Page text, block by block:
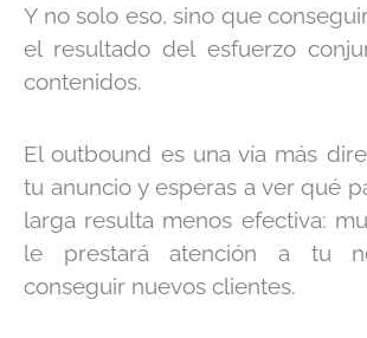
Y no solo eso, sino que
el resultado del esfuerzo
contenidos.
El outbound es una vía más
tu anuncio y esperas a ver qué
larga resulta menos efectiva:
le prestará atención a tu
conseguir nuevos clientes.